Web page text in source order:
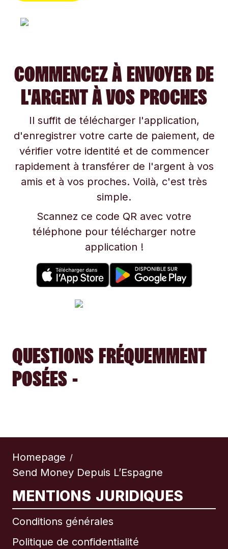
COMMENCEZ À ENVOYER DE
L'ARGENT À VOS PROCHES
Il suffit de télécharger l'application,
d'enregistrer votre carte de paiement, de
vérifier votre identité et de commencer
rapidement à transférer de l'argent à vos
amis et à vos proches. Voilà, c'est très
simple.
Scannez ce code QR avec votre
téléphone pour télécharger notre
application !
QUESTIONS FRÉQUEMMENT
POSÉES -
Homepage /
Send Money Depuis L’Espagne
MENTIONS JURIDIQUES
Conditions générales
Politique de confidentialité